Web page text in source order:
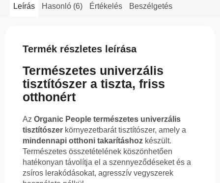
Leírás Hasonló (6) Értékelés Beszélgetés
Termék részletes leírása
Természetes univerzális
tisztítószer a tiszta, friss
otthonért
Az Organic People természetes univerzális
tisztítószer környezetbarát tisztítószer, amely a
mindennapi otthoni takarításhoz készült.
Természetes összetételének köszönhetően
hatékonyan távolítja el a szennyeződéseket és a
zsíros lerakódásokat, agresszív vegyszerek